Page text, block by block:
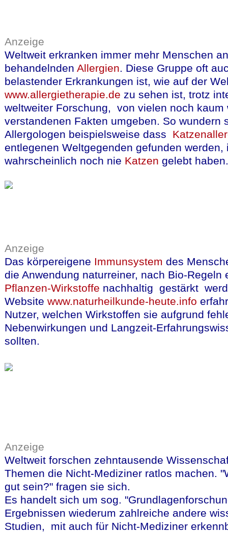
Anzeige
Weltweit erkranken immer mehr Menschen
behandelnden Allergien. Diese Gruppe oft
belastender Erkrankungen ist, wie auf der
www.allergietherapie.de zu sehen ist, trotz
weltweiter Forschung, von vielen noch kaum
verstandenen Fakten umgeben. So wundern
Allergologen beispielsweise dass
entlegenen Weltgegenden gefunden werden,
wahrscheinlich noch nie Katzen gelebt
Anzeige
Das körpereigene Immunsystem des
die Anwendung naturreiner, nach Bio-Regeln
Pflanzen-Wirkstoffe nachhaltig gestärkt
Website www.naturheilkunde-heute.info
Nutzer, welchen Wirkstoffen sie aufgrund
Nebenwirkungen und Langzeit-
sollten.
Anzeige
Weltweit forschen zehntausende
Themen die Nicht-Mediziner ratlos machen.
gut sein?" fragen sie sich.
Es handelt sich um sog.
Ergebnissen wiederum zahlreiche andere
Studien, mit auch für Nicht-Mediziner